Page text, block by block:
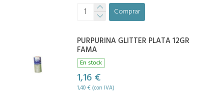
Comprar
PURPURINA GLITTER PLATA 12GR
FAMA
En stock
1,16 €
1,40 € (con IVA)